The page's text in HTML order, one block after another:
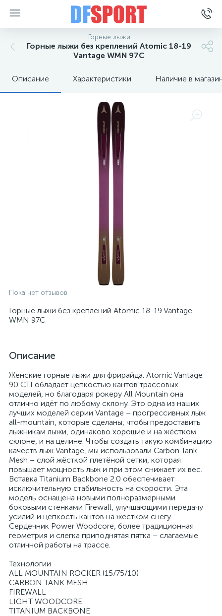
Горные лыжи
Горные лыжи без креплений Atomic 18-19
Vantage WMN 97C
Описание Характеристики Наличие в
Пока нет отзывов
Горные лыжи без креплений Atomic 18-19 Vantage
WMN 97C
Описание
Женские горные лыжи для фрирайда. Atomic Vantage
90 CTI обладает цепкостью кантов трассовых
моделей, но благодаря рокеру All Mountain она
отлично идёт по любому склону. Это одна из наших
лучших моделей серии Vantage – прогрессивных лыж
all-mountain, которые сделаны, чтобы предоставить
лыжникам лыжи, одинаково хорошие и на жёстком
склоне, и на целине. Чтобы создать такую комбинацию
качеств лыж Vantage, мы использовали Carbon Tank
Mesh – слой жёсткой плетёной сетки, которая
повышает мощность лыж и при этом снижает их вес.
Вставка Titanium Backbone 2.0 обеспечивает
исключительную стабильность на скорости. Эта
модель оснащена новыми полноразмерными
боковыми стенками Firewall, улучшающими передачу
усилий и цепкость кантов на жёстком снегу.
Сердечник Power Woodcore, более традиционная
геометрия и слегка приподнятая пятка – слагаемые
отличной работы на трассе.
Технологии
ALL MOUNTAIN ROCKER (15/75/10)
CARBON TANK MESH
FIREWALL
LIGHT WOODCORE
TITANIUM BACKBONE